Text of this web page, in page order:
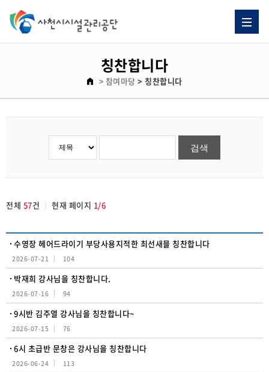
칭찬합니다
> 참여마당 > 칭찬합니다
전체 57건 현재 페이지 1/6
수영장 헤어드라이기 부당사용지적한 최선새믈 칭찬합니다
2026-07-21 104
박재희 강사님을 칭찬합니다.
2026-07-16 94
9시반 김주열 강사님을 칭찬합니다~
2026-07-15 76
6시 초급반 문창은 강사님을 칭찬합니다
2026-06-24 113